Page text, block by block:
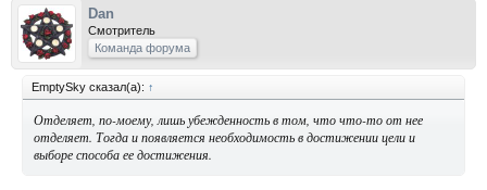
Dan
Смотритель
Команда форума
EmptySky сказал(а): ↑
Отделяет, по-моему, лишь убежденность в том, что что-то от нее
отделяет. Тогда и появляется необходимость в достижении цели и
выборе способа ее достижения.